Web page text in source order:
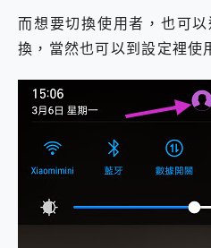
而想要切換使用者，也可
換，當然也可以到設定裡使